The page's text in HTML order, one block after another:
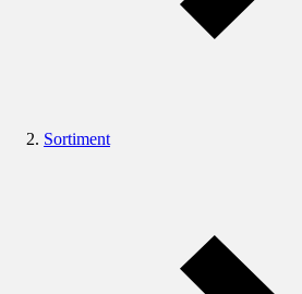
Sortiment